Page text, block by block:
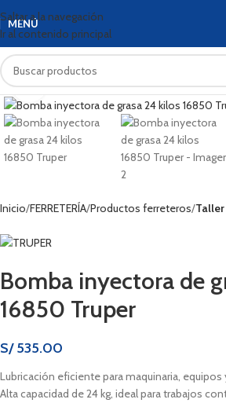
Saltar a la navegación
Ir al contenido principal
MENÚ
Haga clic para ampliar
Inicio FERRETERÍA Productos ferreteros
Bomba inyectora de
16850 Truper
S/535.00
Lubricación eficiente para maquinaria, equipos
Alta capacidad de 24 kg, ideal para trabajos